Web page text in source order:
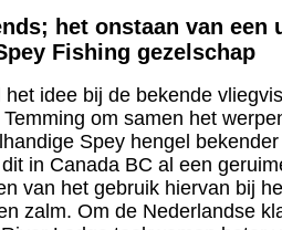
het onstaan van een
Fishing gezelschap
idee bij de bekende
om samen het
Spey hengel
in Canada BC al een
van het gebruik hiervan bij
zalm. Om de Nederlandse